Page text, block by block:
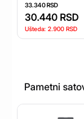
33.340RSD
30.440 RSD
Ušteda: 2.900 RSD
Pametni